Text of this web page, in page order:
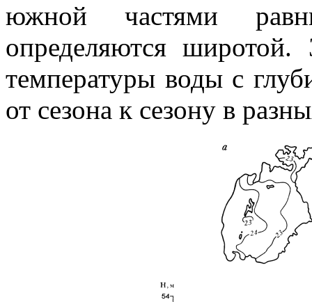
южной частями
определяются
температуры воды с
от сезона к сезону в